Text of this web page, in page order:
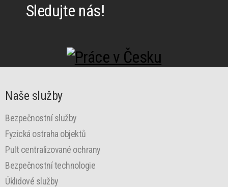
Sledujte nás!
Naše služby
Bezpečnostní služby
Fyzická ostraha objektů
Pult centralizované ochrany
Bezpečnostní technologie
Úklidové služby